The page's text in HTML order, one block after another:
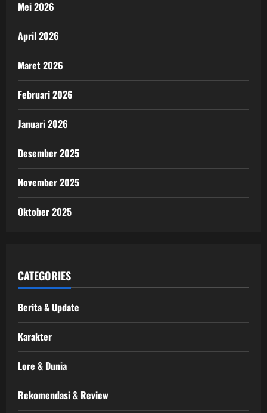
Mei 2026
April 2026
Maret 2026
Februari 2026
Januari 2026
Desember 2025
November 2025
Oktober 2025
CATEGORIES
Berita & Update
Karakter
Lore & Dunia
Rekomendasi & Review